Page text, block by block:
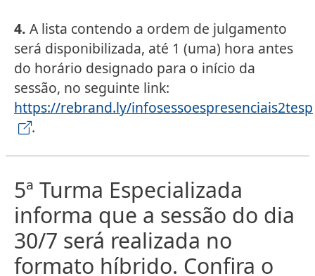
4. A lista contendo a ordem de julgamento
será disponibilizada, até 1 (uma) hora antes
do horário designado para o início da
sessão, no seguinte link:
https://rebrand.ly/infosessoespresenciais2tesp
.
5ª Turma Especializada
informa que a sessão do dia
30/7 será realizada no
formato híbrido. Confira o